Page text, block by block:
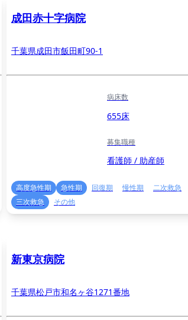
成田赤十字病院
千葉県成田市飯田町90-1
病床数
655床
募集職種
看護師 / 助産師
高度急性期 急性期 回復期 慢性期
二次救急
三次救急
その他
新東京病院
千葉県松戸市和名ヶ谷1271番地